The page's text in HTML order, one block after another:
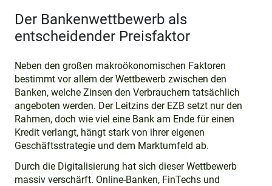
Der Bankenwettbewerb als
entscheidender Preisfaktor
Neben den großen makroökonomischen Faktoren
bestimmt vor allem der Wettbewerb zwischen den
Banken, welche Zinsen den Verbrauchern tatsächlich
angeboten werden. Der Leitzins der EZB setzt nur den
Rahmen, doch wie viel eine Bank am Ende für einen
Kredit verlangt, hängt stark von ihrer eigenen
Geschäftsstrategie und dem Marktumfeld ab.
Durch die Digitalisierung hat sich dieser Wettbewerb
massiv verschärft. Online-Banken, FinTechs und